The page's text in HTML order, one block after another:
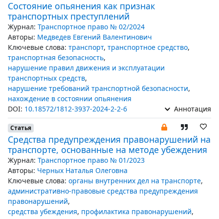
Состояние опьянения как признак
транспортных преступлений
Журнал: Транспортное право № 02/2024
Авторы: Медведев Евгений Валентинович
Ключевые слова: транспорт, транспортное средство,
транспортная безопасность,
нарушение правил движения и эксплуатации
транспортных средств,
нарушение требований транспортной безопасности,
нахождение в состоянии опьянения
DOI: 10.18572/1812-3937-2024-2-2-6 Аннотация
Статья
Средства предупреждения правонарушений на
транспорте, основанные на методе убеждения
Журнал: Транспортное право № 01/2023
Авторы: Черных Наталья Олеговна
Ключевые слова: органы внутренних дел на транспорте,
административно-правовые средства предупреждения
правонарушений,
средства убеждения, профилактика правонарушений,